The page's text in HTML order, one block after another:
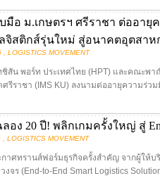
บมือ ม.เกษตรฯ ศรีราชา ต่ออา
จิสติกส์รุ่นใหม่ สู่อนาคตอุตสาห
, LOGISTICS MOVEMENT
สัน พอร์ท ประเทศไทย (HPT) และคณะพ
ศรีราชา (IMS KU) ลงนามต่ออายุความร่ว
อง 20 ปี! พลิกเกมครั้งใหญ่ สู่
, LOGISTICS MOVEMENT
กาศทรานส์ฟอร์มธุรกิจครั้งสำคัญ จากผู้ให้
งจร (End-to-End Smart Logistics